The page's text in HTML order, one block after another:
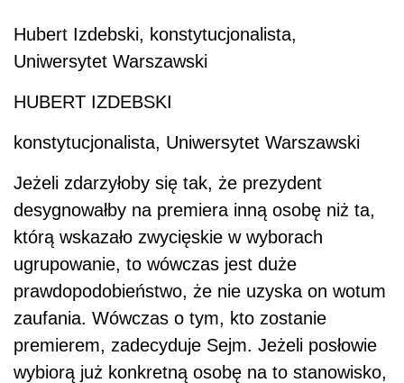
Hubert Izdebski, konstytucjonalista,
Uniwersytet Warszawski
HUBERT IZDEBSKI
konstytucjonalista, Uniwersytet Warszawski
Jeżeli zdarzyłoby się tak, że prezydent
desygnowałby na premiera inną osobę niż ta,
którą wskazało zwycięskie w wyborach
ugrupowanie, to wówczas jest duże
prawdopodobieństwo, że nie uzyska on wotum
zaufania. Wówczas o tym, kto zostanie
premierem, zadecyduje Sejm. Jeżeli posłowie
wybiorą już konkretną osobę na to stanowisko,